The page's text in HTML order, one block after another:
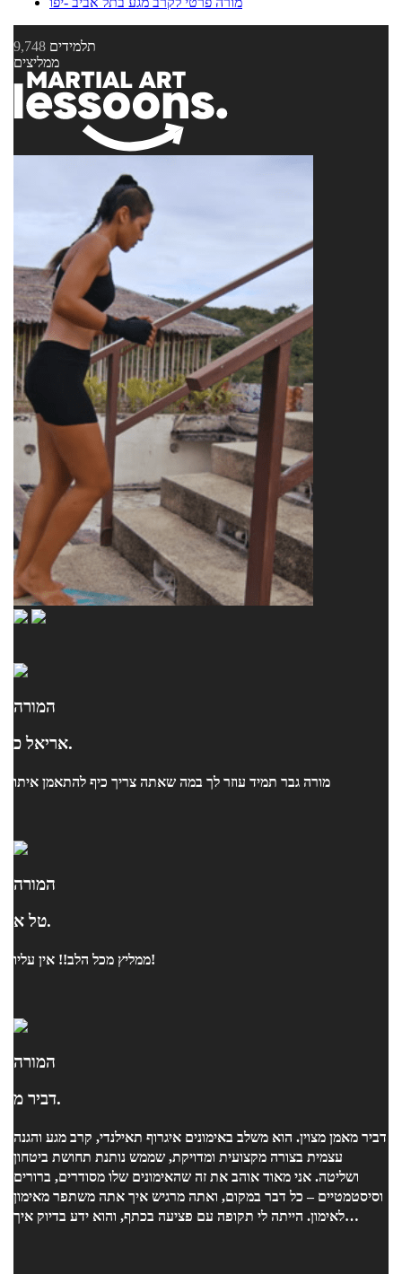
9,748 תלמידים
ממליצים
המורה
אריאל כ.
מורה גבר תמיד עוזר לך במה שאתה צריך כיף להתאמן איתו
המורה
טל א.
ממליץ מכל הלב!! אין עליו!
המורה
דביר מ.
דביר מאמן מצוין. הוא משלב באימונים איגרוף תאילנדי, קרב מגע והגנה
עצמית בצורה מקצועית ומדויקת, שממש נותנת תחושת ביטחון
ושליטה. אני מאוד אוהב את זה שהאימונים שלו מסודרים, ברורים
וסיסטמטיים – כל דבר במקום, ואתה מרגיש איך אתה משתפר מאימון
לאימון. הייתה לי תקופה עם פציעה בכתף, והוא ידע בדיוק איך